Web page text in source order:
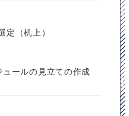
定（机上）
ールの見立ての作成